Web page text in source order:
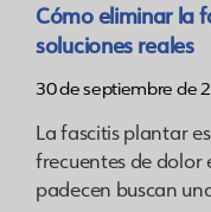
Cómo eliminar la
soluciones reales
30 de septiembre de
La fascitis plantar
frecuentes de dolor
padecen buscan